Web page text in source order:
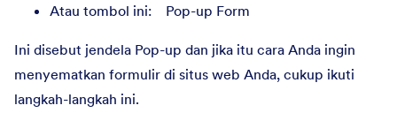
Atau tombol ini:
Pop-up Form
Ini disebut jendela Pop-up dan jika itu cara Anda ingin
menyematkan formulir di situs web Anda, cukup ikuti
langkah-langkah ini.